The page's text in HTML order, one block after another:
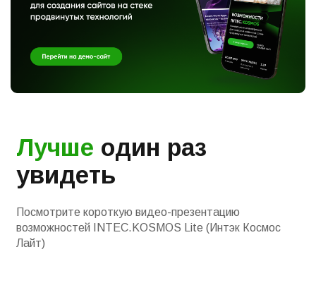
Лучше один раз
увидеть
Посмотрите короткую видео-презентацию
возможностей INTEC.KOSMOS Lite (Интэк Космос
Лайт)